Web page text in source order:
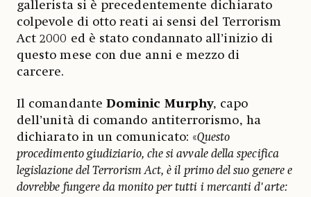
gallerista si è precedentemente dichiarato
colpevole di otto reati ai sensi del Terrorism
Act 2000 ed è stato condannato all’inizio di
questo mese con due anni e mezzo di
carcere.
Il comandante Dominic Murphy, capo
dell’unità di comando antiterrorismo, ha
dichiarato in un comunicato: «Questo
procedimento giudiziario, che si avvale della specifica
legislazione del Terrorism Act, è il primo del suo genere e
dovrebbe fungere da monito per tutti i mercanti d'arte: